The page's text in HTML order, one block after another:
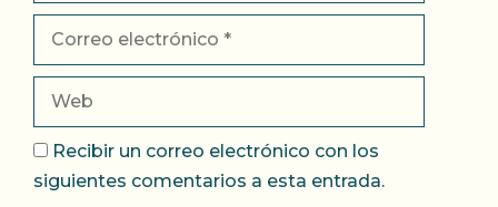
electrónico
Recibir un correo electrónico con los
siguientes comentarios a esta entrada.